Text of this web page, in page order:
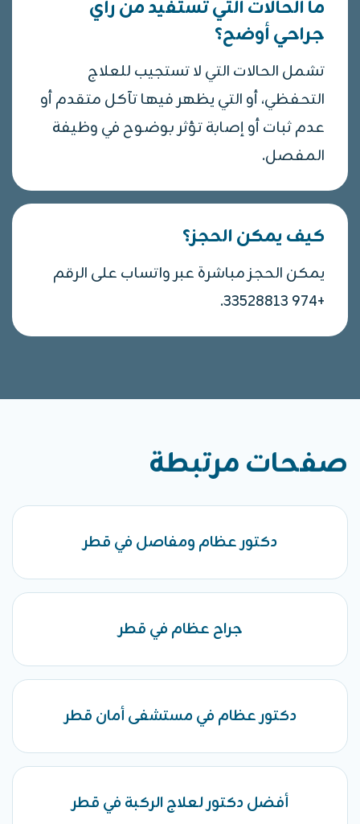
ما الحالات التي تستفيد من رأي
جراحي أوضح؟
تشمل الحالات التي لا تستجيب للعلاج
التحفظي، أو التي يظهر فيها تآكل متقدم أو
عدم ثبات أو إصابة تؤثر بوضوح في وظيفة
المفصل.
كيف يمكن الحجز؟
يمكن الحجز مباشرة عبر واتساب على الرقم
+974 33528813.
صفحات مرتبطة
دكتور عظام ومفاصل في قطر
جراح عظام في قطر
دكتور عظام في مستشفى أمان قطر
أفضل دكتور لعلاج الركبة في قطر